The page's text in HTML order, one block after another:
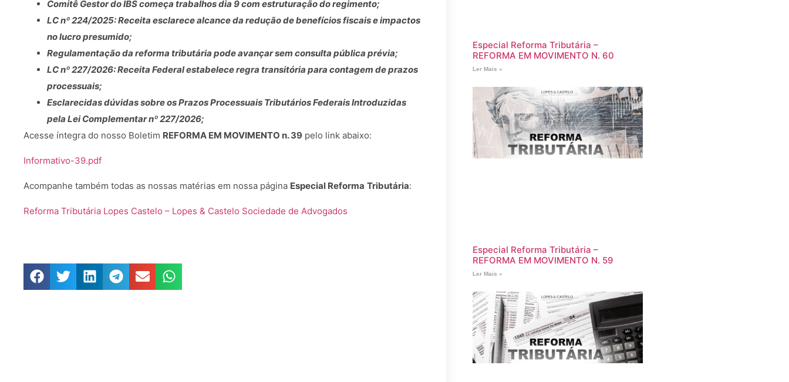
Comitê Gestor do IBS começa trabalhos dia 9 com estruturação do regimento;
LC nº 224/2025: Receita esclarece alcance da redução de benefícios fiscais e impactos
no lucro presumido;
Regulamentação da reforma tributária pode avançar sem consulta pública prévia;
LC nº 227/2026: Receita Federal estabelece regra transitória para contagem de prazos
processuais;
Esclarecidas dúvidas sobre os Prazos Processuais Tributários Federais Introduzidas
pela Lei Complementar nº 227/2026;
Acesse íntegra do nosso Boletim REFORMA EM MOVIMENTO n. 39 pelo link abaixo:
Informativo-39.pdf
Acompanhe também todas as nossas matérias em nossa página Especial Reforma Tributária:
Reforma Tributária Lopes Castelo – Lopes & Castelo Sociedade de Advogados
Especial Reforma Tributária –
REFORMA EM MOVIMENTO N. 60
Ler Mais »
Especial Reforma Tributária –
REFORMA EM MOVIMENTO N. 59
Ler Mais »